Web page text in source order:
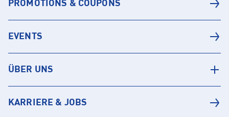
PROMOTIONS & COUPONS
EVENTS
ÜBER UNS
KARRIERE & JOBS